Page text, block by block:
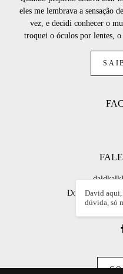
eles me lembrava a sensação
vez, e decidi conhecer o
troquei o óculos por lentes,
Dona Darci
Rio
David aqui,
dúvida, só